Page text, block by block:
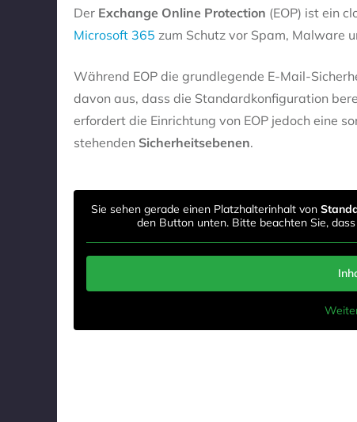
Der Exchange Online Protection (EOP) ist ein
Microsoft 365 zum Schutz vor Spam, Malware
Während EOP die grundlegende E-Mail-
davon aus, dass die Standardkonfiguration
erfordert die Einrichtung von EOP jedoch eine
stehenden Sicherheitsebenen.
Sie sehen gerade einen Platzhalterinhalt von
den Button unten. Bitte beachten Sie,